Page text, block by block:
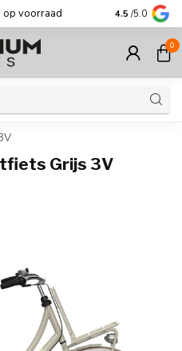
Korting tot
4.5 /5.0
0
Grijs 3V